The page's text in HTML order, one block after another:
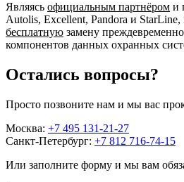
Являясь официальным партнёром и
Autolis, Excellent, Pandora и
бесплатную замену
компонентов данных охранных
Остались вопросы?
Просто позвоните нам и мы вас
Москва: +7 495 131-21-27
Санкт-Петербург: +7 812 716-74-15
Или заполните форму и мы вам